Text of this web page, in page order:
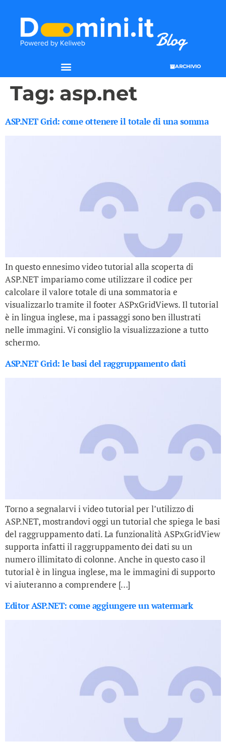
ARCHIVIO
Tag: asp.net
ASP.NET Grid: come ottenere il totale di una somma
In questo ennesimo video tutorial alla scoperta di
ASP.NET impariamo come utilizzare il codice per
calcolare il valore totale di una sommatoria e
visualizzarlo tramite il footer ASPxGridViews. Il tutorial
è in lingua inglese, ma i passaggi sono ben illustrati
nelle immagini. Vi consiglio la visualizzazione a tutto
schermo.
ASP.NET Grid: le basi del raggruppamento dati
Torno a segnalarvi i video tutorial per l’utilizzo di
ASP.NET, mostrandovi oggi un tutorial che spiega le basi
del raggruppamento dati. La funzionalità ASPxGridView
supporta infatti il raggruppamento dei dati su un
numero illimitato di colonne. Anche in questo caso il
tutorial è in lingua inglese, ma le immagini di supporto
vi aiuteranno a comprendere […]
Editor ASP.NET: come aggiungere un watermark